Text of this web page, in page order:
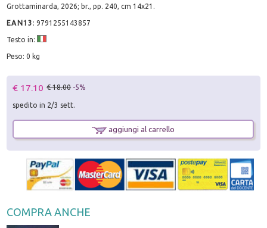
Grottaminarda, 2026; br., pp. 240, cm 14x21.
EAN13 :9791255143857
Testo in:
Peso: 0 kg
€ 17.10 € 18.00 -5%
spedito in 2/3 sett.
aggiungi al carrello
COMPRA ANCHE